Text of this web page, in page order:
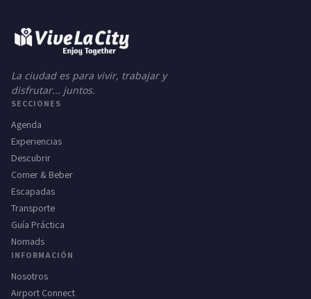
La ciudad es para vivir, trabajar y
disfrutar... juntos.
SECCIONES
Agenda
Experiencias
Descubrir
Comer & Beber
Escapadas
Transporte
Guía Práctica
Nomads
INFORMACIÓN
Nosotros
Airport Connect